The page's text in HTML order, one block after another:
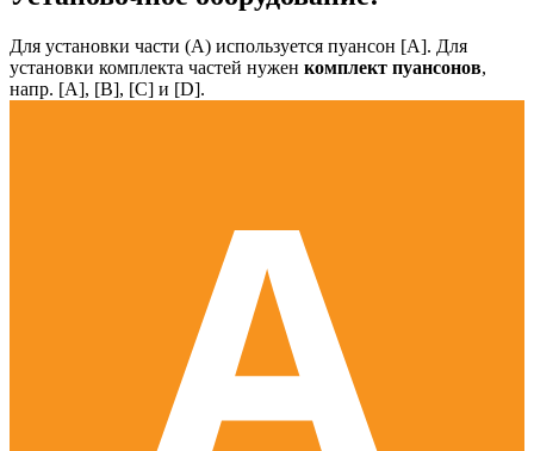
Для установки части (А) используется пуансон [А]. Для
установки комплекта частей нужен комплект пуансонов,
напр. [А], [B], [С] и [D].